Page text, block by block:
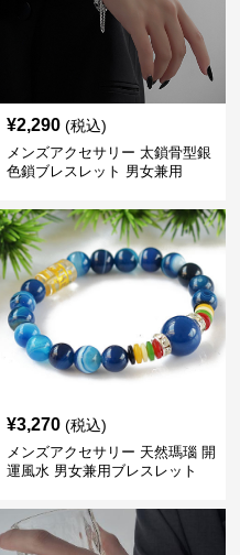
¥2,290 (税込)
メンズアクセサリー 太鎖骨型銀
色鎖ブレスレット 男女兼用
¥3,270 (税込)
メンズアクセサリー 天然瑪瑙 開
運風水 男女兼用ブレスレット